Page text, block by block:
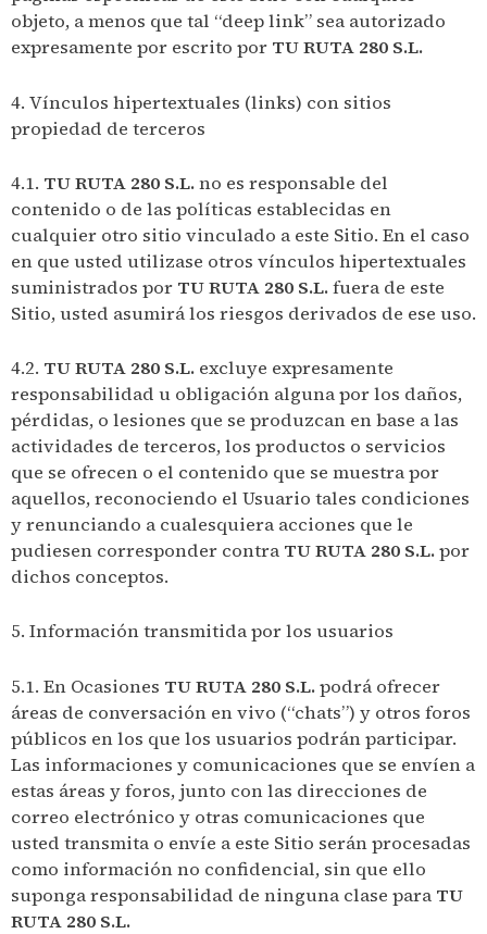
objeto, a menos que tal “deep link” sea autorizado
expresamente por escrito por TU RUTA 280 S.L.
4. Vínculos hipertextuales (links) con sitios
propiedad de terceros
4.1. TU RUTA 280 S.L.no es responsable del
contenido o de las políticas establecidas en
cualquier otro sitio vinculado a este Sitio. En el caso
en que usted utilizase otros vínculos hipertextuales
suministrados por TU RUTA 280 S.L.fuera de este
Sitio, usted asumirá los riesgos derivados de ese uso.
4.2. TU RUTA 280 S.L. excluye expresamente
responsabilidad u obligación alguna por los daños,
pérdidas, o lesiones que se produzcan en base a las
actividades de terceros, los productos o servicios
que se ofrecen o el contenido que se muestra por
aquellos, reconociendo el Usuario tales condiciones
y renunciando a cualesquiera acciones que le
pudiesen corresponder contra TU RUTA 280 S.L.por
dichos conceptos.
5. Información transmitida por los usuarios
5.1. En Ocasiones TU RUTA 280 S.L.podrá ofrecer
áreas de conversación en vivo (“chats”) y otros foros
públicos en los que los usuarios podrán participar.
Las informaciones y comunicaciones que se envíen a
estas áreas y foros, junto con las direcciones de
correo electrónico y otras comunicaciones que
usted transmita o envíe a este Sitio serán procesadas
como información no confidencial, sin que ello
suponga responsabilidad de ninguna clase para TU
RUTA 280 S.L.